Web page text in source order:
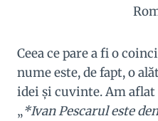
Ceea ce pare a fi o
nume este, de fapt, o
idei şi cuvinte. Am aflat
„*Ivan Pescarul este